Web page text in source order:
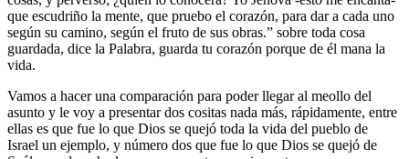
que escudriño la mente, que pruebo el corazón, para dar a cada uno
según su camino, según el fruto de sus obras.” sobre toda cosa
guardada, dice la Palabra, guarda tu corazón porque de él mana la
vida.
Vamos a hacer una comparación para poder llegar al meollo del
asunto y le voy a presentar dos cositas nada más, rápidamente, entre
ellas es que fue lo que Dios se quejó toda la vida del pueblo de
Israel un ejemplo, y número dos que fue lo que Dios se quejó de